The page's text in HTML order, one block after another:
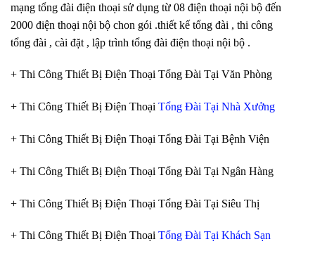
mạng tổng đài điện thoại sử dụng từ 08 điện thoại nội bộ đến
2000 điện thoại nội bộ chon gói .thiết kế tổng đài , thi công
tổng đài , cài đặt , lập trình tổng đài điện thoại nội bộ .
+ Thi Công Thiết Bị Điện Thoại Tổng Đài Tại Văn Phòng
+ Thi Công Thiết Bị Điện Thoại Tổng Đài Tại Nhà Xưởng
+ Thi Công Thiết Bị Điện Thoại Tổng Đài Tại Bệnh Viện
+ Thi Công Thiết Bị Điện Thoại Tổng Đài Tại Ngân Hàng
+ Thi Công Thiết Bị Điện Thoại Tổng Đài Tại Siêu Thị
+ Thi Công Thiết Bị Điện Thoại Tổng Đài Tại Khách Sạn